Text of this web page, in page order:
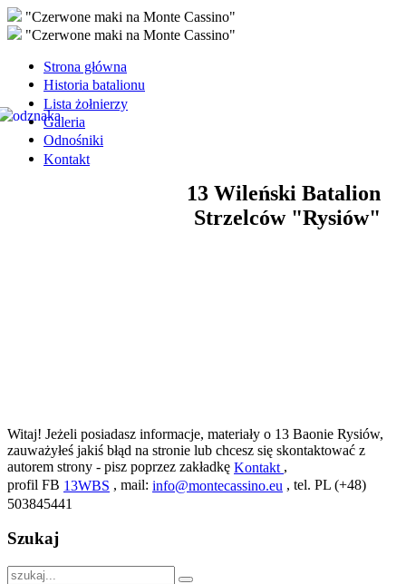
"Czerwone maki na Monte Cassino"
"Czerwone maki na Monte Cassino"
Strona główna
Historia batalionu
Lista żołnierzy
Galeria
Odnośniki
Kontakt
13 Wileński Batalion
Strzelców "Rysiów"
Witaj! Jeżeli posiadasz informacje, materiały o 13 Baonie Rysiów,
zauważyłeś jakiś błąd na stronie lub chcesz się skontaktować z
autorem strony - pisz poprzez zakładkę Kontakt ,
profil FB 13WBS , mail: info@montecassino.eu , tel. PL (+48)
503845441
Szukaj